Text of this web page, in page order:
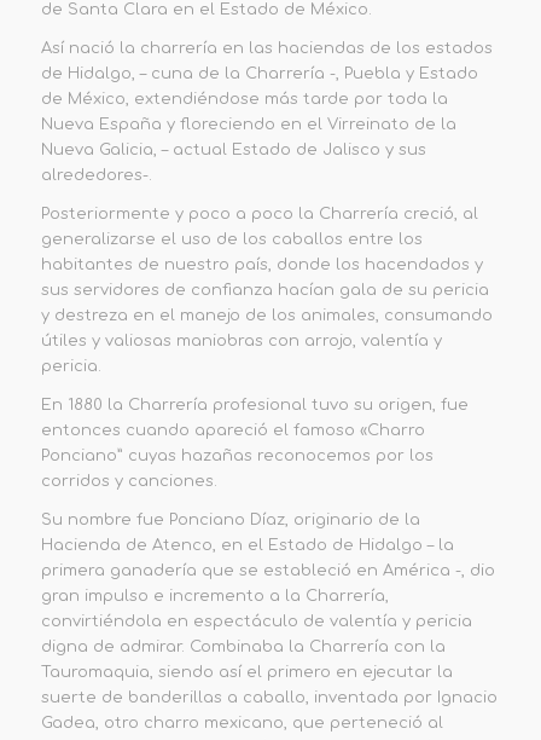
de Santa Clara en el Estado de México.
Así nació la charrería en las haciendas de los estados
de Hidalgo, – cuna de la Charrería -, Puebla y Estado
de México, extendiéndose más tarde por toda la
Nueva España y floreciendo en el Virreinato de la
Nueva Galicia, – actual Estado de Jalisco y sus
alrededores-.
Posteriormente y poco a poco la Charrería creció, al
generalizarse el uso de los caballos entre los
habitantes de nuestro país, donde los hacendados y
sus servidores de confianza hacían gala de su pericia
y destreza en el manejo de los animales, consumando
útiles y valiosas maniobras con arrojo, valentía y
pericia.
En 1880 la Charrería profesional tuvo su origen, fue
entonces cuando apareció el famoso «Charro
Ponciano” cuyas hazañas reconocemos por los
corridos y canciones.
Su nombre fue Ponciano Díaz, originario de la
Hacienda de Atenco, en el Estado de Hidalgo – la
primera ganadería que se estableció en América -, dio
gran impulso e incremento a la Charrería,
convirtiéndola en espectáculo de valentía y pericia
digna de admirar. Combinaba la Charrería con la
Tauromaquia, siendo así el primero en ejecutar la
suerte de banderillas a caballo, inventada por Ignacio
Gadea, otro charro mexicano, que perteneció al